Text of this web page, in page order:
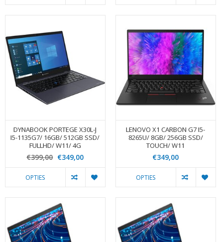
DYNABOOK PORTEGE X30L-J
I5-1135G7/ 16GB/ 512GB SSD/
FULLHD/ W11/ 4G
€399,00 €349,00
OPTIES
LENOVO X1 CARBON G7 I5-
8265U/ 8GB/ 256GB SSD/
TOUCH/ W11
€349,00
OPTIES